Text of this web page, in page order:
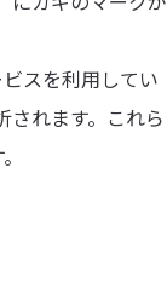
スを利用してい
れます。これら